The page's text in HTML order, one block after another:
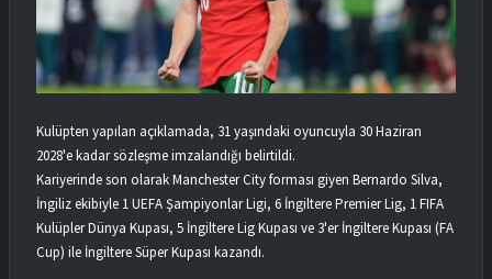
Kulüpten yapılan açıklamada, 31 yaşındaki oyuncuyla 30 Haziran
2028'e kadar sözleşme imzalandığı belirtildi.
Kariyerinde son olarak Manchester City forması giyen Bernardo Silva,
İngiliz ekibiyle 1 UEFA Şampiyonlar Ligi, 6 İngiltere Premier Lig, 1 FIFA
Kulüpler Dünya Kupası, 5 İngiltere Lig Kupası ve 3'er İngiltere Kupası (FA
Cup) ile İngiltere Süper Kupası kazandı.